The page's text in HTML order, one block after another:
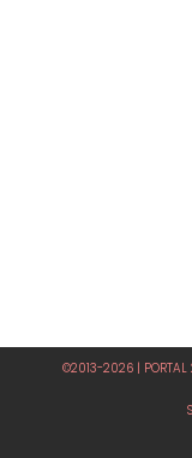
©2013-2026 | PORTAL